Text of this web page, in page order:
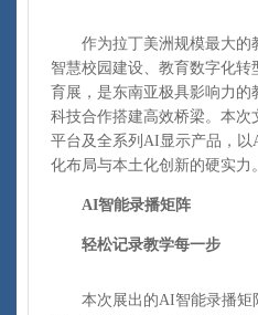
作为拉丁美洲规模最大的教
智慧校园建设、教育数字化
育展，是东南亚极具影响力
科技合作搭建高效桥梁。本
平台及全系列AI显示产品，
化布局与本土化创新的硬实力。
AI智能录播矩阵
轻松记录教学每一步
本次展出的AI智能录播矩阵